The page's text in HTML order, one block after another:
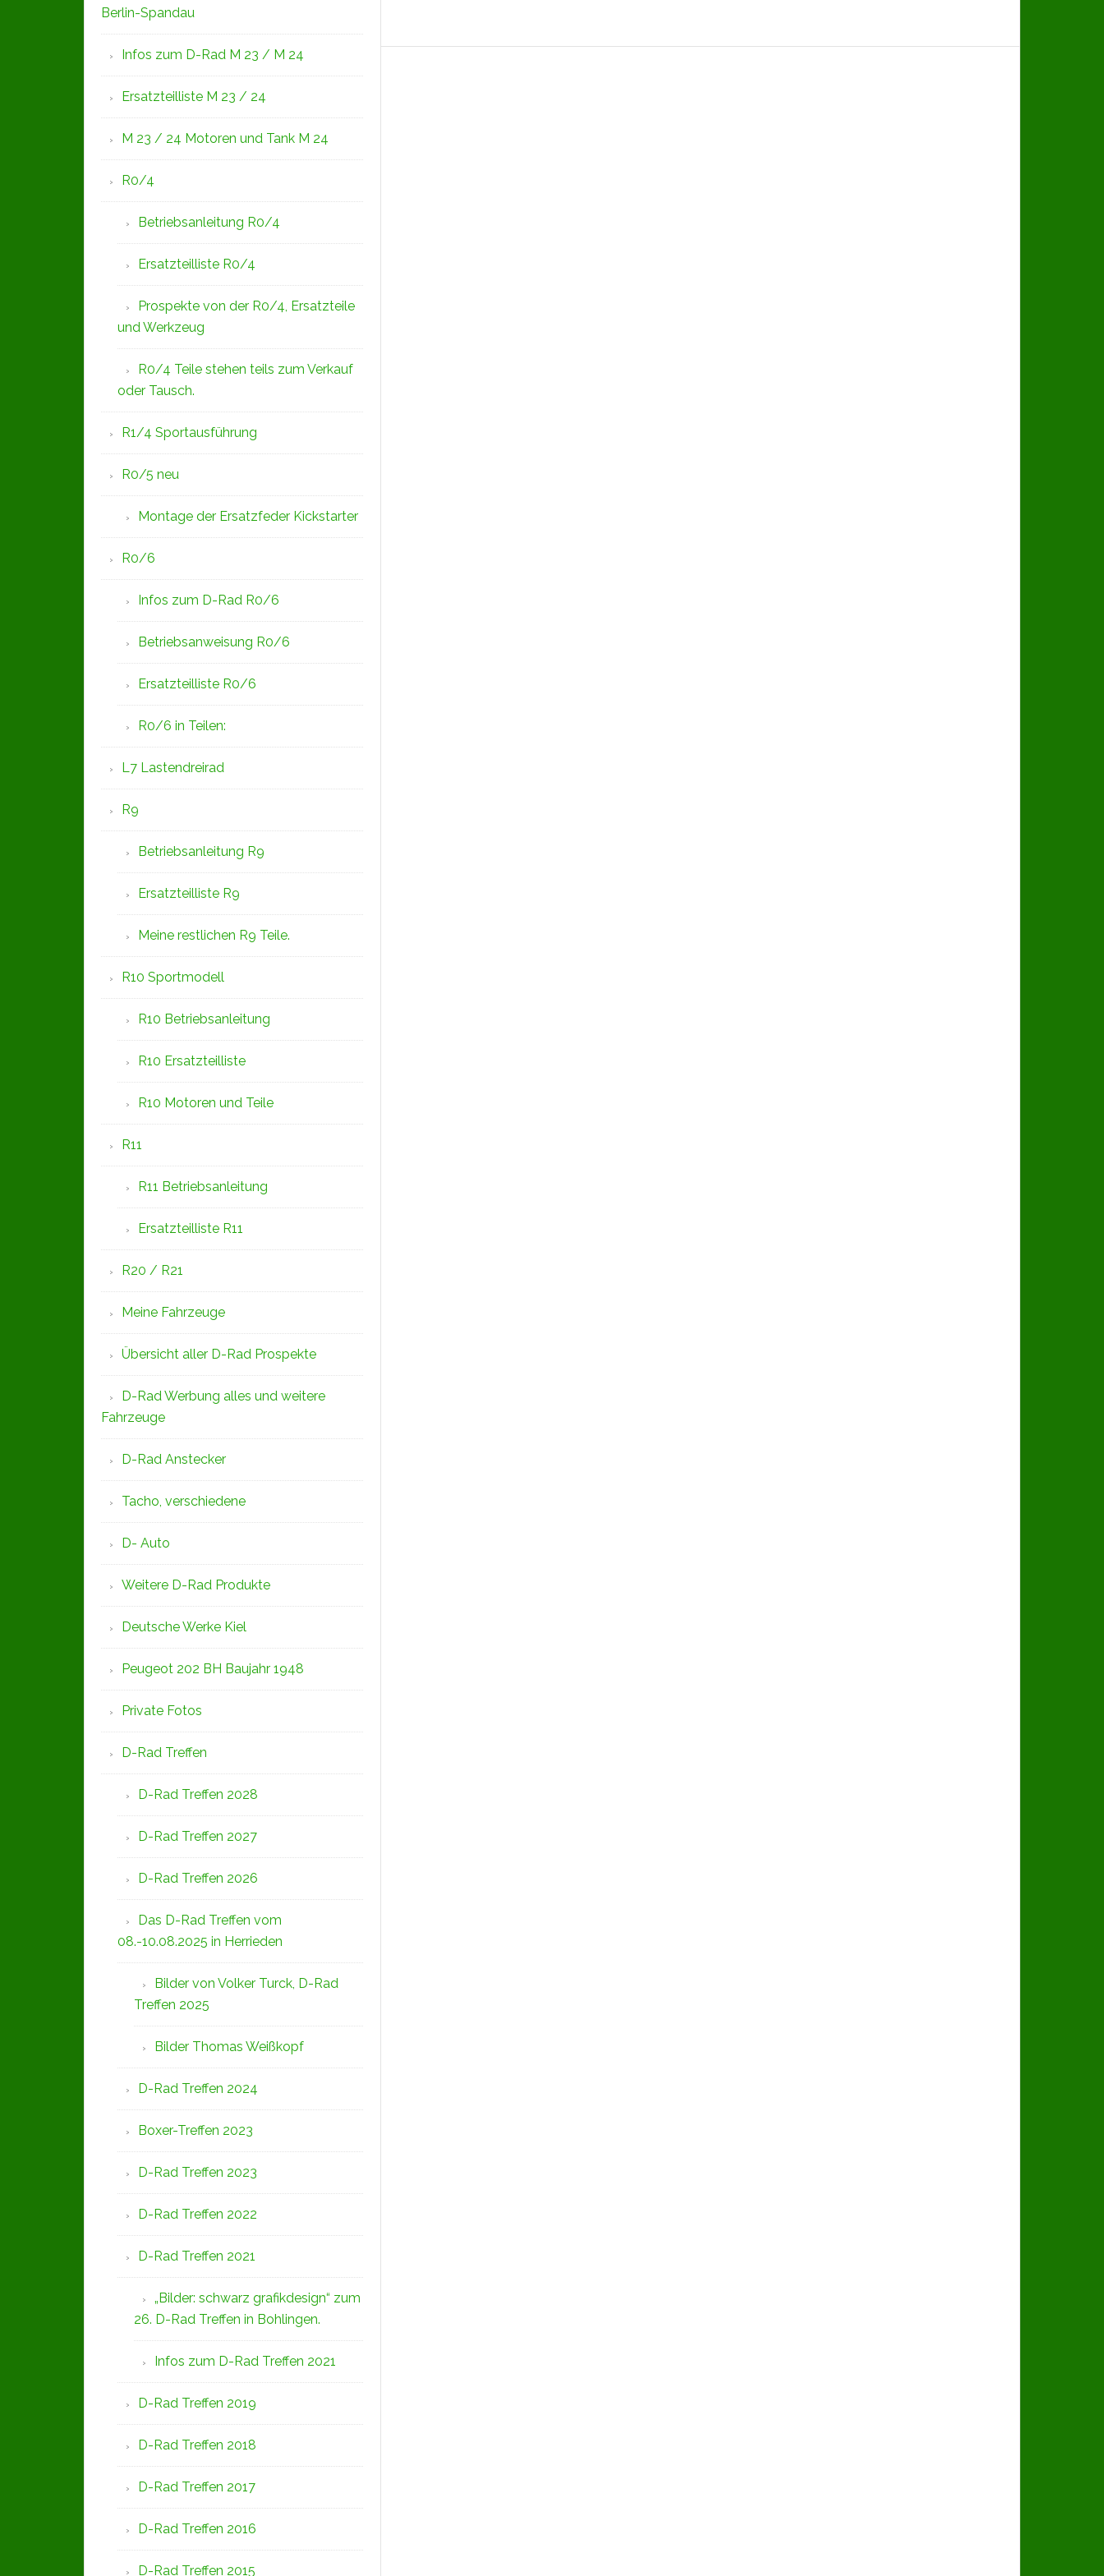
Berlin-Spandau
Infos zum D-Rad M 23 / M 24
Ersatzteilliste M 23 / 24
M 23 / 24 Motoren und Tank M 24
R0/4
Betriebsanleitung R0/4
Ersatzteilliste R0/4
Prospekte von der R0/4, Ersatzteile
und Werkzeug
R0/4 Teile stehen teils zum Verkauf
oder Tausch.
R1/4 Sportausführung
R0/5 neu
Montage der Ersatzfeder Kickstarter
R0/6
Infos zum D-Rad R0/6
Betriebsanweisung R0/6
Ersatzteilliste R0/6
R0/6 in Teilen:
L7 Lastendreirad
R9
Betriebsanleitung R9
Ersatzteilliste R9
Meine restlichen R9 Teile.
R10 Sportmodell
R10 Betriebsanleitung
R10 Ersatzteilliste
R10 Motoren und Teile
R11
R11 Betriebsanleitung
Ersatzteilliste R11
R20 / R21
Meine Fahrzeuge
Übersicht aller D-Rad Prospekte
D-Rad Werbung alles und weitere
Fahrzeuge
D-Rad Anstecker
Tacho, verschiedene
D- Auto
Weitere D-Rad Produkte
Deutsche Werke Kiel
Peugeot 202 BH Baujahr 1948
Private Fotos
D-Rad Treffen
D-Rad Treffen 2028
D-Rad Treffen 2027
D-Rad Treffen 2026
Das D-Rad Treffen vom
08.-10.08.2025 in Herrieden
Bilder von Volker Turck, D-Rad
Treffen 2025
Bilder Thomas Weißkopf
D-Rad Treffen 2024
Boxer-Treffen 2023
D-Rad Treffen 2023
D-Rad Treffen 2022
D-Rad Treffen 2021
„Bilder: schwarz grafikdesign“ zum
26. D-Rad Treffen in Bohlingen.
Infos zum D-Rad Treffen 2021
D-Rad Treffen 2019
D-Rad Treffen 2018
D-Rad Treffen 2017
D-Rad Treffen 2016
D-Rad Treffen 2015